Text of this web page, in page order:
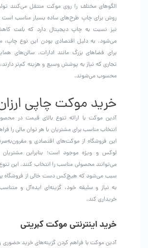
الگوهای مختلف را روی موکت منتقل می‌کنند
روش برای چاپ طرح‌های ساده بسیار مناسب است
نیز نسبت به چاپ دیجیتال دارد که باعث
می‌شود. به دلیل اقتصادی بودن این نوع چاپ،
برای فضاهای بزرگ مانند ادارات، سالن‌های
تجاری که نیاز به پوشش وسیع و هزینه کم‌تر
محسوب می‌شوند.
خرید موکت چاپی
آدین موکت با ارائه تنوع بالای قیمت در
انتخاب مناسب برای مشتریان با هر توان مالی را
این فروشگاه از موکت‌های اقتصادی و
لوکس و ویژه موجود است؛ بنابراین مشتریان
می‌توانند محصولی مناسب را انتخاب کنند. این
سبب می‌شود که هیچ‌کس دست خالی از فروشگاه
به نیاز و سلیقه خود، گزینه‌ای ایده‌آل و
خریداری کند.
خرید اینترنتی موکت کبریتی
آدین موکت با فراهم کردن گزینه‌های خرید حضوری و